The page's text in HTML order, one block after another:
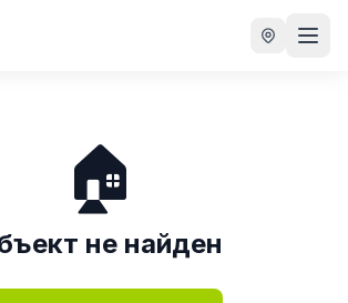
🏠
не найден